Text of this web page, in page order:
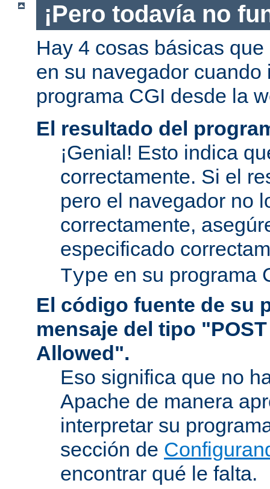
¡Pero todavía no
Hay 4 cosas básicas
en su navegador
programa CGI desde la
El resultado del
¡Genial! Esto indica
correctamente. Si el
pero el navegador no
correctamente,
especificado
Type en su programa
El código fuente de su
mensaje del tipo
Allowed".
Eso significa que no
Apache de manera
interpretar su
sección de
encontrar qué le falta.